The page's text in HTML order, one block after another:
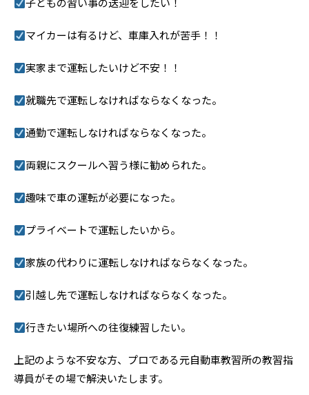
マイカーは有るけど、車庫入れが苦手！！
実家まで運転したいけど不安！！
就職先で運転しなければならなくなった。
通勤で運転しなければならなくなった。
両親にスクールへ習う様に勧められた。
趣味で車の運転が必要になった。
プライベートで運転したいから。
家族の代わりに運転しなければならなくなった。
引越し先で運転しなければならなくなった。
行きたい場所への往復練習したい。
上記のような不安な方、プロである元自動車教習所の教習指
導員がその場で解決いたします。